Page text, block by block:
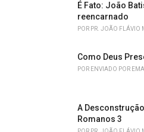
É Fato: João
reencarnado
POR PR. JOÃO FLÁVIO
Como Deus
POR ENVIADO POR
A
Romanos 3